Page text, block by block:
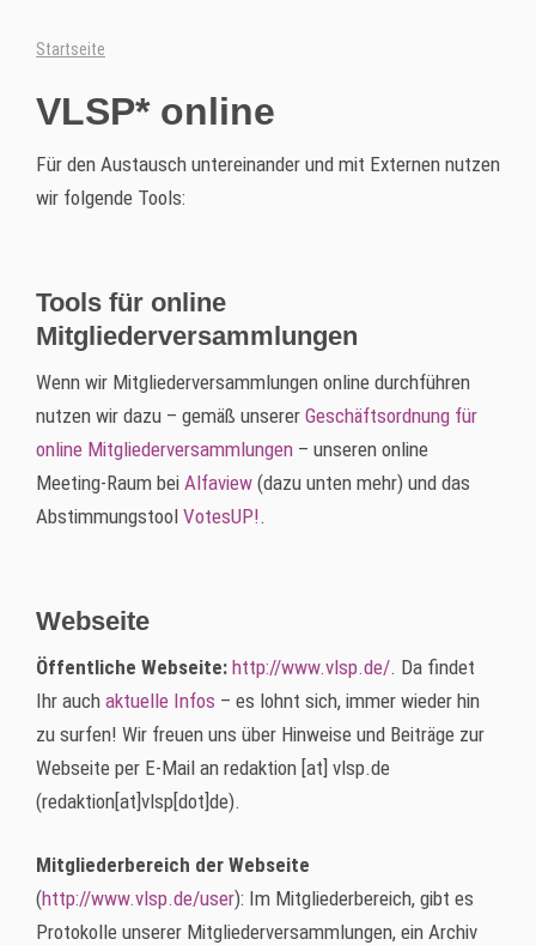
Startseite
VLSP* online
Für den Austausch untereinander und mit Externen nutzen
wir folgende Tools:
Tools für online
Mitgliederversammlungen
Wenn wir Mitgliederversammlungen online durchführen
nutzen wir dazu – gemäß unserer Geschäftsordnung für
online Mitgliederversammlungen – unseren online
Meeting-Raum bei Alfaview (dazu unten mehr) und das
Abstimmungstool VotesUP!.
Webseite
Öffentliche Webseite: http://www.vlsp.de/. Da findet
Ihr auch aktuelle Infos – es lohnt sich, immer wieder hin
zu surfen! Wir freuen uns über Hinweise und Beiträge zur
Webseite per E-Mail an redaktion [at] vlsp.de
(redaktion[at]vlsp[dot]de).
Mitgliederbereich der Webseite
(http://www.vlsp.de/user): Im Mitgliederbereich, gibt es
Protokolle unserer Mitgliederversammlungen, ein Archiv